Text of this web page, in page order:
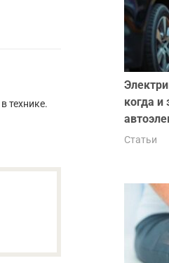
технике.
когда
Статьи